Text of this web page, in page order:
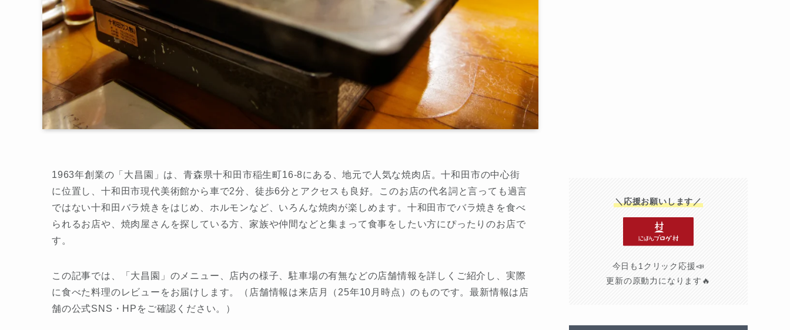
1963年創業の「大昌園」は、青森県十和田市稲生町16-8にある、地元で人気な焼肉店。十和田市の中心街
に位置し、十和田市現代美術館から車で2分、徒歩6分とアクセスも良好。このお店の代名詞と言っても過言
ではない十和田バラ焼きをはじめ、ホルモンなど、いろんな焼肉が楽しめます。十和田市でバラ焼きを食べ
られるお店や、焼肉屋さんを探している方、家族や仲間などと集まって食事をしたい方にぴったりのお店で
す。
この記事では、「大昌園」のメニュー、店内の様子、駐車場の有無などの店舗情報を詳しくご紹介し、実際
に食べた料理のレビューをお届けします。（店舗情報は来店月（25年10月時点）のものです。最新情報は店
舗の公式SNS・HPをご確認ください。）
＼応援お願いします／
今日も1クリック応援📣
更新の原動力になります🔥